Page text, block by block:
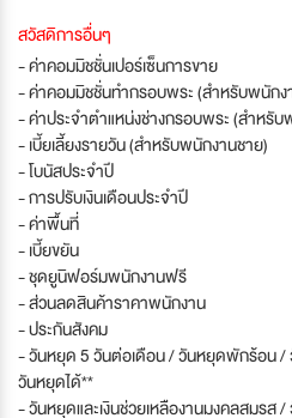
สวัสดิการอื่นๆ
- ค่าคอมมิชชั่นเปอร์เซ็นการขาย
- ค่าคอมมิชชั่นทำกรอบพระ (สำหรับพนักง
- ค่าประจำตำแหน่งช่างกรอบพระ (สำหรั
- เบี้ยเลี้ยงรายวัน (สำหรับพนักงานชาย)
- โบนัสประจำปี
- การปรับเงินเดือนประจำปี
- ค่าพื้นที่
- เบี้ยขยัน
- ชุดยูนิฟอร์มพนักงานฟรี
- ส่วนลดสินค้าราคาพนักงาน
- ประกันสังคม
- วันหยุด 5 วันต่อเดือน / วันหยุดพักร้อน
วันหยุดได้**
- วันหยุดและเงินช่วยเหลืองานมงคลสมรส /